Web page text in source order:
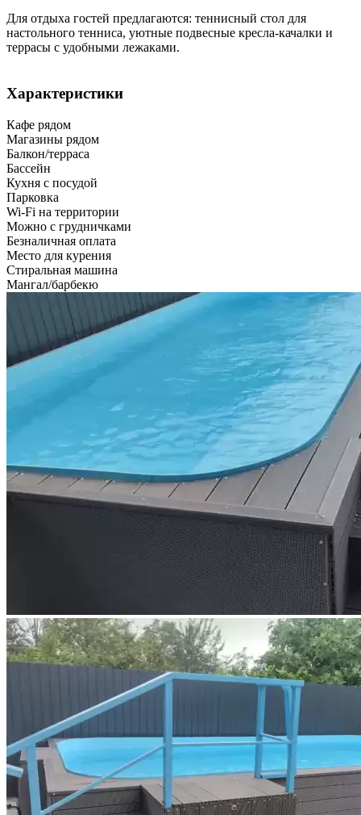
Для отдыха гостей предлагаются: теннисный стол для
настольного тенниса, уютные подвесные кресла-качалки и
террасы с удобными лежаками.
Характеристики
Кафе рядом
Магазины рядом
Балкон/терраса
Бассейн
Кухня с посудой
Парковка
Wi-Fi на территории
Можно с грудничками
Безналичная оплата
Место для курения
Стиральная машина
Мангал/барбекю